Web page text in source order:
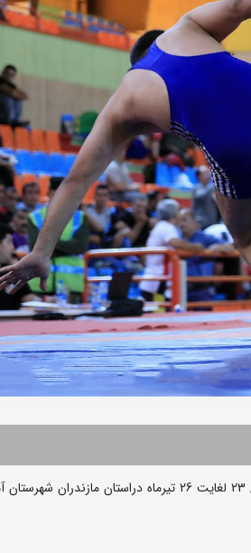
رقابت های قهرمانی کشور و انتخابی تیم ملی کشتی پیشکسوتان در رشته آزاد طی روزهای 23 لغایت 26 تیرماه دراستان